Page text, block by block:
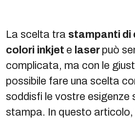
La scelta tra stampanti di
colori inkjet e laser può
complicata, ma con le
possibile fare una scelta
soddisfi le vostre esigenze
stampa. In questo articolo,